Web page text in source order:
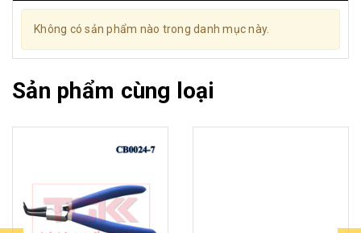
Không có sản phẩm nào trong danh mục này.
Sản phẩm cùng loại